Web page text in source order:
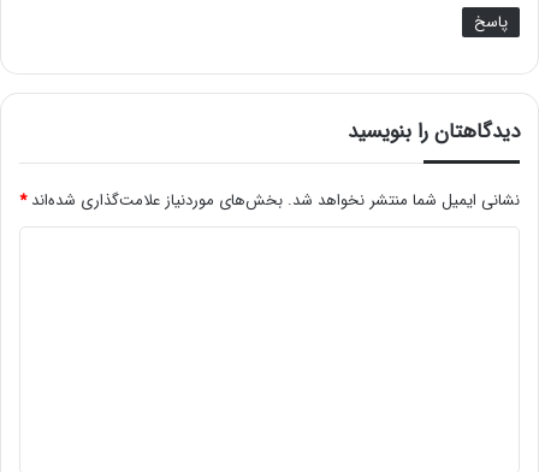
پاسخ
دیدگاهتان را بنویسید
نشانی ایمیل شما منتشر نخواهد شد. بخش‌های موردنیاز علامت‌گذاری شده‌اند*